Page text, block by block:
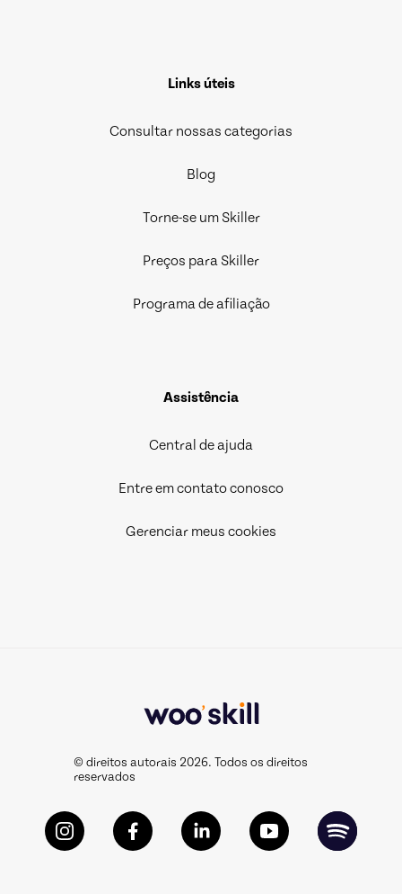
Links úteis
Consultar nossas categorias
Blog
Torne-se um Skiller
Preços para Skiller
Programa de afiliação
Assistência
Central de ajuda
Entre em contato conosco
Gerenciar meus cookies
© direitos autorais 2026. Todos os direitos
reservados